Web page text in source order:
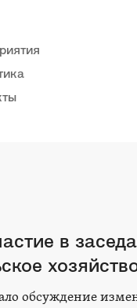
в
обсуждение